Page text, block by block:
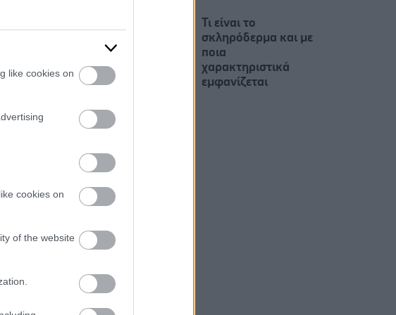
like cookies on
cookies on
of the website
που
και
Τι είναι το
σκληρόδερμα και με
ποια
χαρακτηριστικά
εμφανίζεται